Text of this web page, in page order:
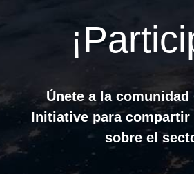
Únete a la comunidad
Initiative para compartir
sobre el